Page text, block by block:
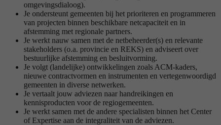
omgevingsdialoog).
Je ondersteunt gemeenten bij het prioriteren en programmeren
van projecten binnen beschikbare netcapaciteit en in
afstemming met regionale partners.
Je werkt nauw samen met de netbeheerder(s) en relevante
stakeholders (o.a. provincie en REKS) en adviseert over
bestuurlijke afstemming en besluitvorming.
Je volgt (landelijke) ontwikkelingen zoals ACM-kaders,
nieuwe contractvormen en instrumenten en vertegenwoordigd
gemeenten in diverse netwerken.
Je vertaalt jouw adviezen naar handreikingen en
kennisproducten voor de regiogemeenten.
Je werkt samen met de andere specialisten binnen het Center
of Expertise aan de integraliteit van de adviezen.